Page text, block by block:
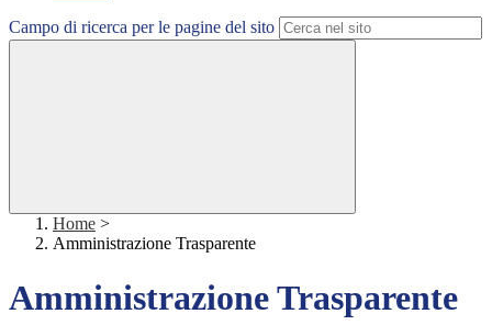
Campo di ricerca per le pagine del sito
Home >
Amministrazione Trasparente
Amministrazione Trasparente